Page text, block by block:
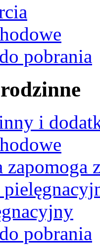
pobrania
i
zapomoga
pobrania